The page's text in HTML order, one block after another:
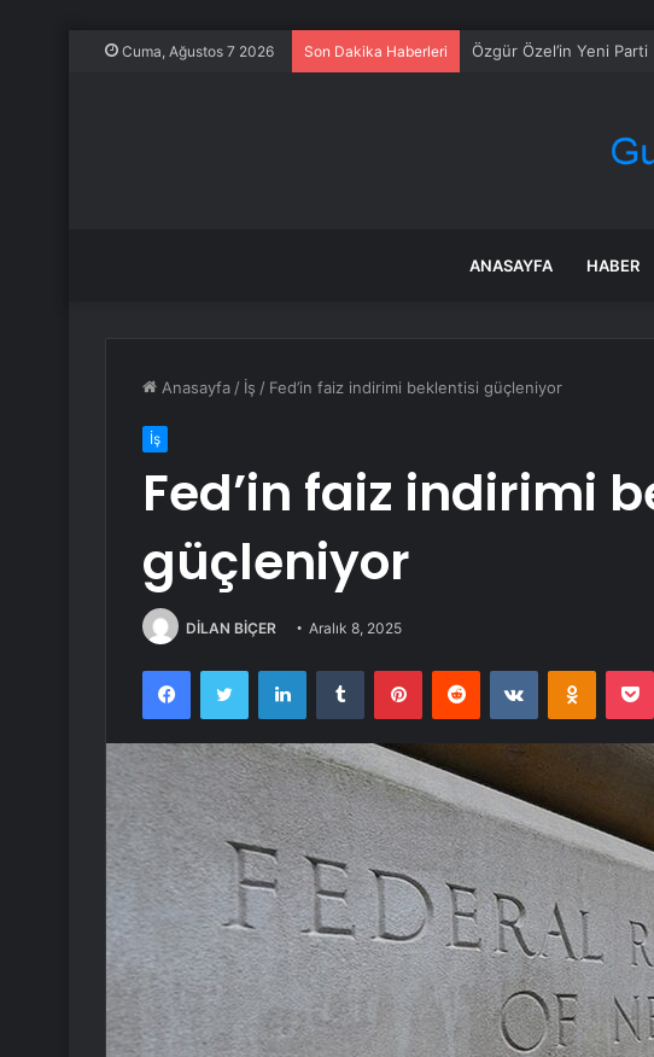
Cuma, Ağustos 7 2026 Son Dakika Haberleri Özgür Özel’in Yeni Parti
ANASAYFA HABER
Anasayfa / İş / Fed’in faiz indirimi beklentisi güçleniyor
İş
Fed’in faiz indirimi
güçleniyor
DİLAN BİÇER Aralık 8, 2025
FacebookTwitter LinkedInTumblr PinterestReddit VKontakte